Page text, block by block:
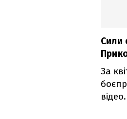
Сили
За
відео.